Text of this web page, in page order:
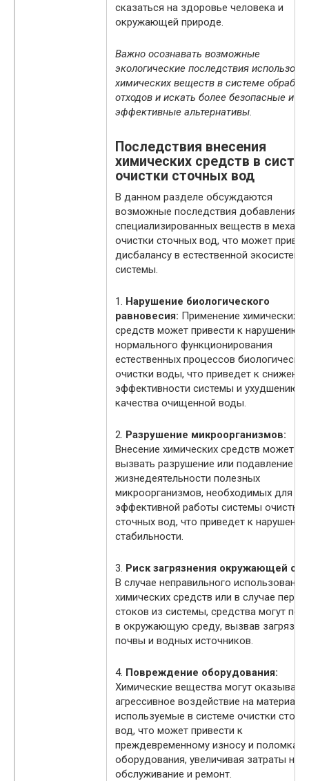
сказаться на здоровье человека и
окружающей природе.
Важно осознавать возможные
экологические последствия
химических веществ в системе
отходов и искать более безопасные и
эффективные альтернативы.
Последствия внесения
химических средств в
очистки сточных вод
В данном разделе обсуждаются
возможные последствия добавления
специализированных веществ в
очистки сточных вод, что может
дисбалансу в естественной экосистеме
системы.
1. Нарушение биологического
равновесия: Применение химических
средств может привести к нарушению
нормального функционирования
естественных процессов
очистки воды, что приведет к
эффективности системы и ухудшению
качества очищенной воды.
2. Разрушение микроорганизмов:
Внесение химических средств может
вызвать разрушение или подавление
жизнедеятельности полезных
микроорганизмов, необходимых для
эффективной работы системы очистки
сточных вод, что приведет к
стабильности.
3. Риск загрязнения окружающей
В случае неправильного использования
химических средств или в случае
стоков из системы, средства могут
в окружающую среду, вызвав
почвы и водных источников.
4. Повреждение оборудования:
Химические вещества могут оказывать
агрессивное воздействие на
используемые в системе очистки
вод, что может привести к
преждевременному износу и поломкам
оборудования, увеличивая затраты на
обслуживание и ремонт.